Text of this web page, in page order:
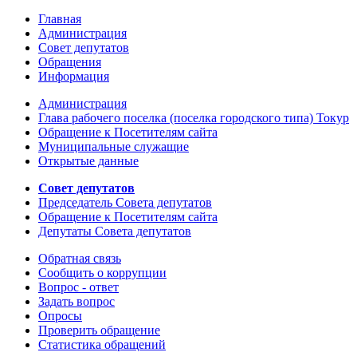
Главная
Администрация
Совет депутатов
Обращения
Информация
Администрация
Глава рабочего поселка (поселка городского типа) Токур
Обращение к Посетителям сайта
Муниципальные служащие
Открытые данные
Совет депутатов
Председатель Совета депутатов
Обращение к Посетителям сайта
Депутаты Совета депутатов
Обратная связь
Сообщить о коррупции
Вопрос - ответ
Задать вопрос
Опросы
Проверить обращение
Статистика обращений